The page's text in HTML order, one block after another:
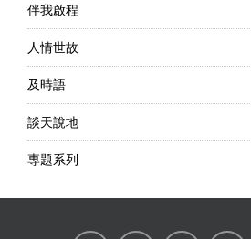
伴我啟程
人情世故
及時語
談天說地
專題系列